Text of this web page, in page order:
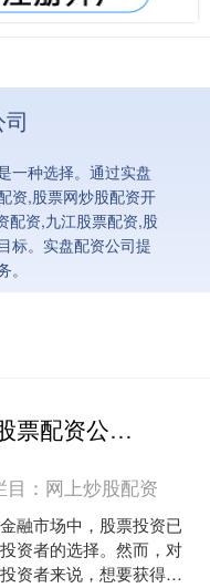
一种选择。通过实盘
资,股票网炒股配资开
配资,九江股票配资,股
标。实盘配资公司提
南宁专业股票配资公司，助您投资更轻松
目： 网上炒股配资
融市场中，股票投资已
资者的选择。然而，对
资者来说，想要获得更